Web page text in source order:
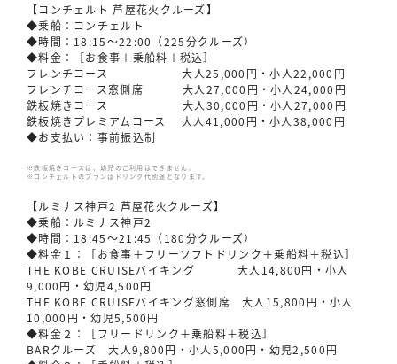
【コンチェルト 芦屋花火クルーズ】
◆乗船：コンチェルト
◆時間：18:15〜22:00（225分クルーズ）
◆料金：［お食事＋乗船料＋税込］
フレンチコース 大人25,000円・小人22,000円
フレンチコース窓側席 大人27,000円・小人24,000円
鉄板焼きコース 大人30,000円・小人27,000円
鉄板焼きプレミアムコース 大人41,000円・小人38,000円
◆お支払い：事前振込制
※鉄板焼きコースは、幼児のご利用はできません。
※コンチェルトのプランはドリンク代別途となります。
【ルミナス神戸2 芦屋花火クルーズ】
◆乗船：ルミナス神戸2
◆時間：18:45〜21:45（180分クルーズ）
◆料金１：［お食事＋フリーソフトドリンク＋乗船料＋税込］
THE KOBE CRUISEバイキング 大人14,800円・小人
9,000円・幼児4,500円
THE KOBE CRUISEバイキング窓側席 大人15,800円・小人
10,000円・幼児5,500円
◆料金２：［フリードリンク＋乗船料＋税込］
BARクルーズ 大人9,800円・小人5,000円・幼児2,500円